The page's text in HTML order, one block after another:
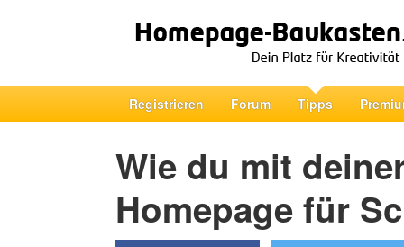
Registrieren Forum Tipps
Wie du mit
Homepage für